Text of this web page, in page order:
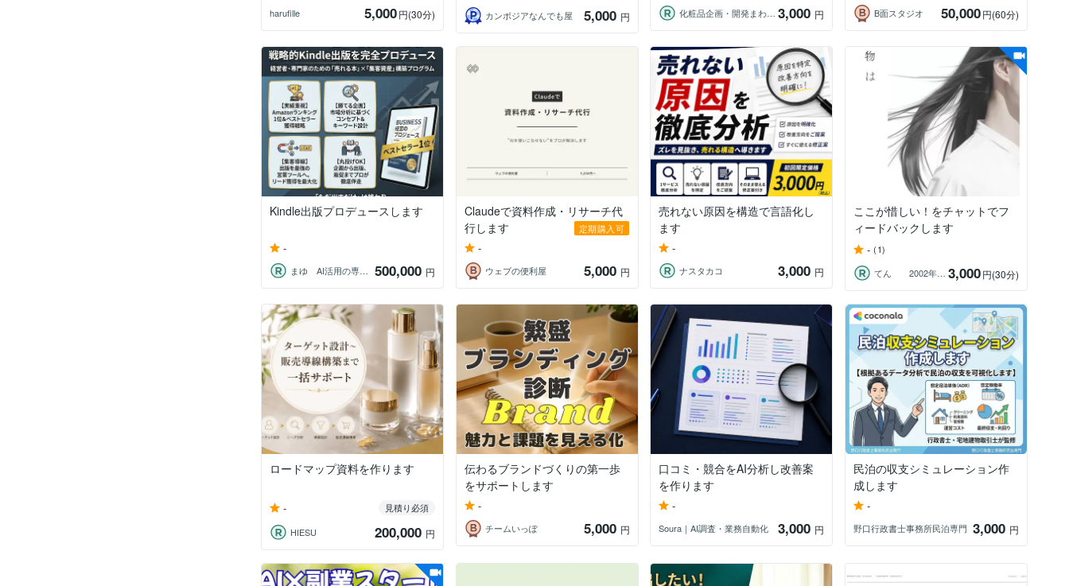
harufille 5,000円(30分)
カンボジアなんでも屋
5,000 円 化粧品企画・開発まわりお任せ！経験豊富！ 3,000 円 B面スタジオ 50,000円(60分)
Kindle出版プロデュースします
-
まゆ AI活用の専門家 500,000 円
Claudeで資料作成・リサーチ代
行します
定期購入可
-
ウェブの便利屋 5,000 円
売れない原因を構造で言語化し
ます
-
ナスタカコ 3,000 円
ここが惜しい！をチャットでフ
ィードバックします
- (1)
てん 2002年からバイヤー 3,000円(30分)
ロードマップ資料を作ります
-
見積り必須
HIESU
200,000 円
伝わるブランドづくりの第一歩
をサポートします
-
チームいっぽ 5,000 円
口コミ・競合をAI分析し改善案
を作ります
-
Soura｜AI調査・業務自動化 3,000 円
民泊の収支シミュレーション作
成します
-
野口行政書士事務所民泊専門 3,000 円